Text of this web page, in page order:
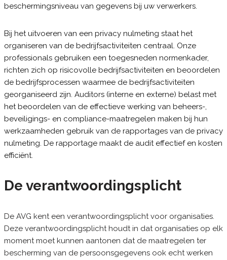
beschermingsniveau van gegevens bij uw verwerkers.
Bij het uitvoeren van een privacy nulmeting staat het
organiseren van de bedrijfsactiviteiten centraal. Onze
professionals gebruiken een toegesneden normenkader,
richten zich op risicovolle bedrijfsactiviteiten en beoordelen
de bedrijfsprocessen waarmee de bedrijfsactiviteiten
georganiseerd zijn. Auditors (interne en externe) belast met
het beoordelen van de effectieve werking van beheers-,
beveiligings- en compliance-maatregelen maken bij hun
werkzaamheden gebruik van de rapportages van de privacy
nulmeting. De rapportage maakt de audit effectief en kosten
efficiënt.
De verantwoordingsplicht
De AVG kent een verantwoordingsplicht voor organisaties.
Deze verantwoordingsplicht houdt in dat organisaties op elk
moment moet kunnen aantonen dat de maatregelen ter
bescherming van de persoonsgegevens ook echt werken